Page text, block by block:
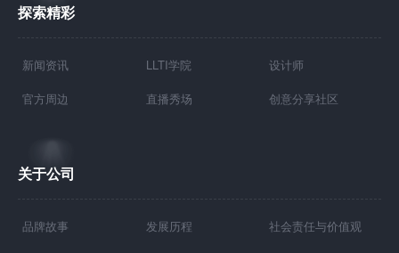
探索精彩
新闻资讯 LLTI学院 设计师
官方周边 直播秀场 创意分享社区
关于公司
品牌故事 发展历程 社会责任与价值观